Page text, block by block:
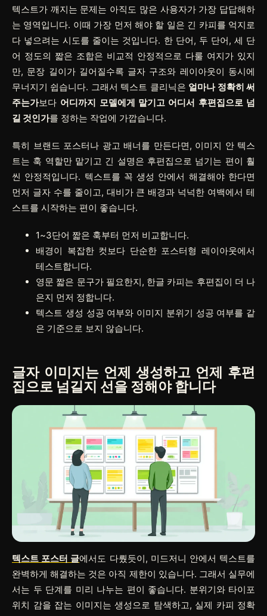
텍스트가 깨지는 문제는 아직도 많은 사용자가 가장 답답해하
는 영역입니다. 이때 가장 먼저 해야 할 일은 긴 카피를 억지로
다 넣으려는 시도를 줄이는 것입니다. 한 단어, 두 단어, 세 단
어 정도의 짧은 조합은 비교적 안정적으로 다룰 여지가 있지
만, 문장 길이가 길어질수록 글자 구조와 레이아웃이 동시에
무너지기 쉽습니다. 그래서 텍스트 클리닉은 얼마나 정확히 써
주는가보다 어디까지 모델에게 맡기고 어디서 후편집으로 넘
길 것인가를 정하는 작업에 가깝습니다.
특히 브랜드 포스터나 광고 배너를 만든다면, 이미지 안 텍스
트는 훅 역할만 맡기고 긴 설명은 후편집으로 넘기는 편이 훨
씬 안정적입니다. 텍스트를 꼭 생성 안에서 해결해야 한다면
먼저 글자 수를 줄이고, 대비가 큰 배경과 넉넉한 여백에서 테
스트를 시작하는 편이 좋습니다.
1~3단어 짧은 훅부터 먼저 비교합니다.
배경이 복잡한 컷보다 단순한 포스터형 레이아웃에서
테스트합니다.
영문 짧은 문구가 필요한지, 한글 카피는 후편집이 더 나
은지 먼저 정합니다.
텍스트 생성 성공 여부와 이미지 분위기 성공 여부를 같
은 기준으로 보지 않습니다.
글자 이미지는 언제 생성하고 언제 후편
집으로 넘길지 선을 정해야 합니다
텍스트 포스터 글에서도 다뤘듯이, 미드저니 안에서 텍스트를
완벽하게 해결하는 것은 아직 제한이 있습니다. 그래서 실무에
서는 두 단계를 미리 나누는 편이 좋습니다. 분위기와 타이포
위치 감을 잡는 이미지는 생성으로 탐색하고, 실제 카피 정확